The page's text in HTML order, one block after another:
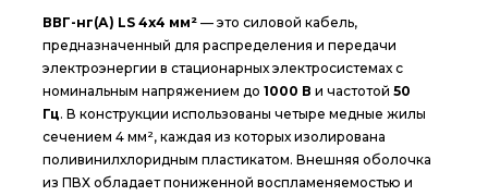
ВВГ-нг(А) LS 4х4 мм² — это силовой кабель,
предназначенный для распределения и передачи
электроэнергии в стационарных электросистемах с
номинальным напряжением до 1000 В и частотой 50
Гц. В конструкции использованы четыре медные жилы
сечением 4 мм², каждая из которых изолирована
поливинилхлоридным пластикатом. Внешняя оболочка
из ПВХ обладает пониженной воспламеняемостью и